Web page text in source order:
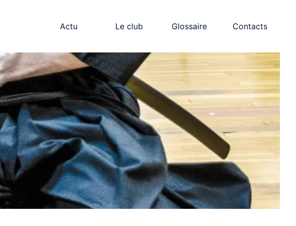
Actu Le club Glossaire Contacts